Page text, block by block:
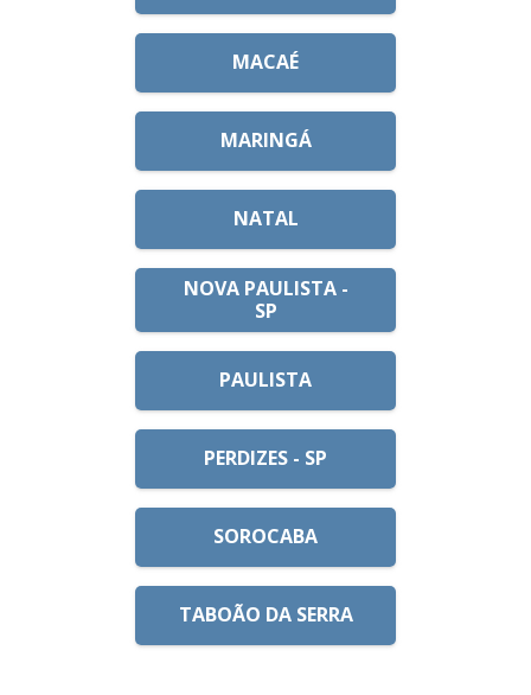
MACAÉ
MARINGÁ
NATAL
NOVA PAULISTA -
SP
PAULISTA
PERDIZES - SP
SOROCABA
TABOÃO DA SERRA